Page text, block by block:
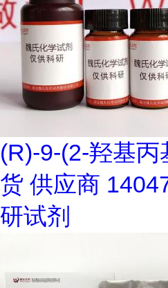
(R)-9-(2-羟基
货 供应商
研试剂